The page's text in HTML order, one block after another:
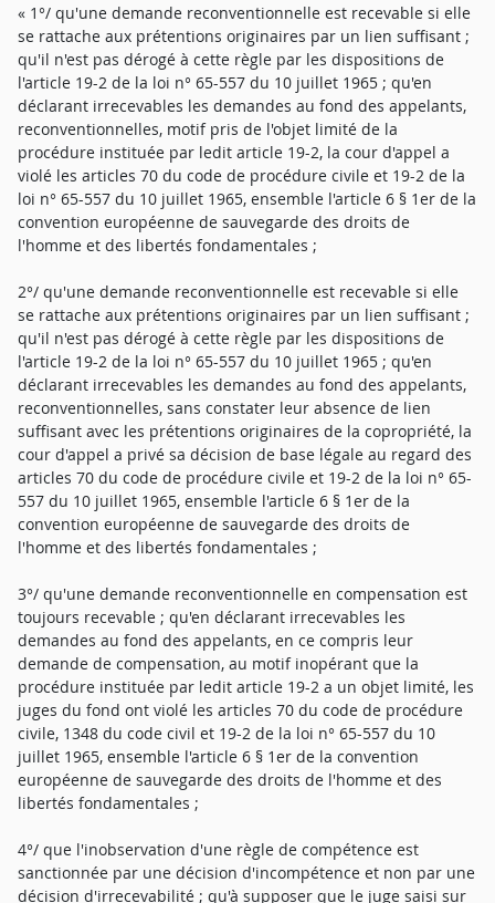
« 1°/ qu'une demande reconventionnelle est recevable si elle
se rattache aux prétentions originaires par un lien suffisant ;
qu'il n'est pas dérogé à cette règle par les dispositions de
l'article 19-2 de la loi n° 65-557 du 10 juillet 1965 ; qu'en
déclarant irrecevables les demandes au fond des appelants,
reconventionnelles, motif pris de l'objet limité de la
procédure instituée par ledit article 19-2, la cour d'appel a
violé les articles 70 du code de procédure civile et 19-2 de la
loi n° 65-557 du 10 juillet 1965, ensemble l'article 6 § 1er de la
convention européenne de sauvegarde des droits de
l'homme et des libertés fondamentales ;
2°/ qu'une demande reconventionnelle est recevable si elle
se rattache aux prétentions originaires par un lien suffisant ;
qu'il n'est pas dérogé à cette règle par les dispositions de
l'article 19-2 de la loi n° 65-557 du 10 juillet 1965 ; qu'en
déclarant irrecevables les demandes au fond des appelants,
reconventionnelles, sans constater leur absence de lien
suffisant avec les prétentions originaires de la copropriété, la
cour d'appel a privé sa décision de base légale au regard des
articles 70 du code de procédure civile et 19-2 de la loi n° 65-
557 du 10 juillet 1965, ensemble l'article 6 § 1er de la
convention européenne de sauvegarde des droits de
l'homme et des libertés fondamentales ;
3°/ qu'une demande reconventionnelle en compensation est
toujours recevable ; qu'en déclarant irrecevables les
demandes au fond des appelants, en ce compris leur
demande de compensation, au motif inopérant que la
procédure instituée par ledit article 19-2 a un objet limité, les
juges du fond ont violé les articles 70 du code de procédure
civile, 1348 du code civil et 19-2 de la loi n° 65-557 du 10
juillet 1965, ensemble l'article 6 § 1er de la convention
européenne de sauvegarde des droits de l'homme et des
libertés fondamentales ;
4°/ que l'inobservation d'une règle de compétence est
sanctionnée par une décision d'incompétence et non par une
décision d'irrecevabilité ; qu'à supposer que le juge saisi sur